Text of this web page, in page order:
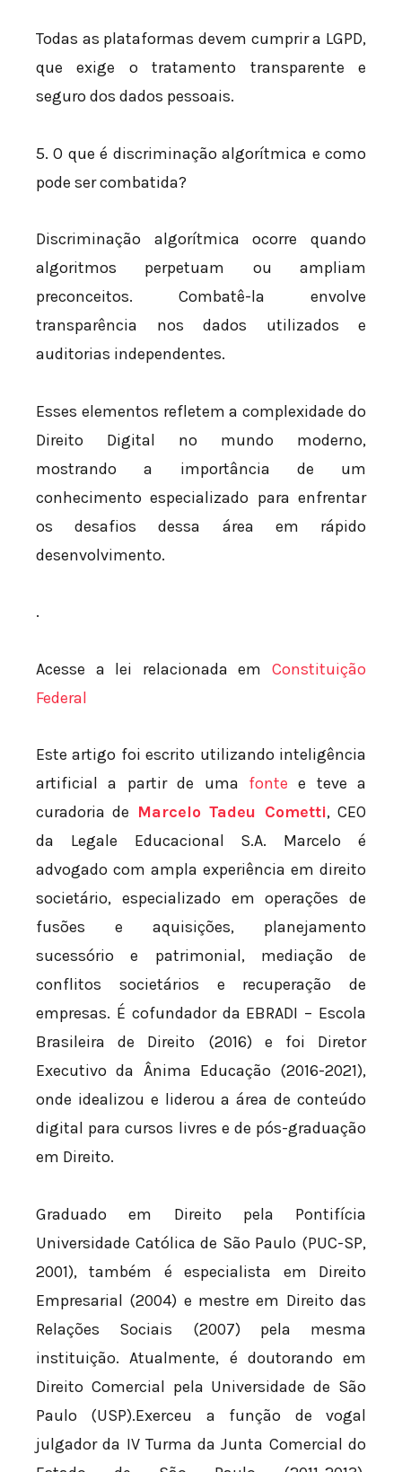
Todas as plataformas devem cumprir a LGPD,
que exige o tratamento transparente e
seguro dos dados pessoais.
5. O que é discriminação algorítmica e como
pode ser combatida?
Discriminação algorítmica ocorre quando
algoritmos perpetuam ou ampliam
preconceitos. Combatê-la envolve
transparência nos dados utilizados e
auditorias independentes.
Esses elementos refletem a complexidade do
Direito Digital no mundo moderno,
mostrando a importância de um
conhecimento especializado para enfrentar
os desafios dessa área em rápido
desenvolvimento.
.
Acesse a lei relacionada em Constituição
Federal
Este artigo foi escrito utilizando inteligência
artificial a partir de uma fonte e teve a
curadoria de Marcelo Tadeu Cometti, CEO
da Legale Educacional S.A. Marcelo é
advogado com ampla experiência em direito
societário, especializado em operações de
fusões e aquisições, planejamento
sucessório e patrimonial, mediação de
conflitos societários e recuperação de
empresas. É cofundador da EBRADI – Escola
Brasileira de Direito (2016) e foi Diretor
Executivo da Ânima Educação (2016-2021),
onde idealizou e liderou a área de conteúdo
digital para cursos livres e de pós-graduação
em Direito.
Graduado em Direito pela Pontifícia
Universidade Católica de São Paulo (PUC-SP,
2001), também é especialista em Direito
Empresarial (2004) e mestre em Direito das
Relações Sociais (2007) pela mesma
instituição. Atualmente, é doutorando em
Direito Comercial pela Universidade de São
Paulo (USP).Exerceu a função de vogal
julgador da IV Turma da Junta Comercial do